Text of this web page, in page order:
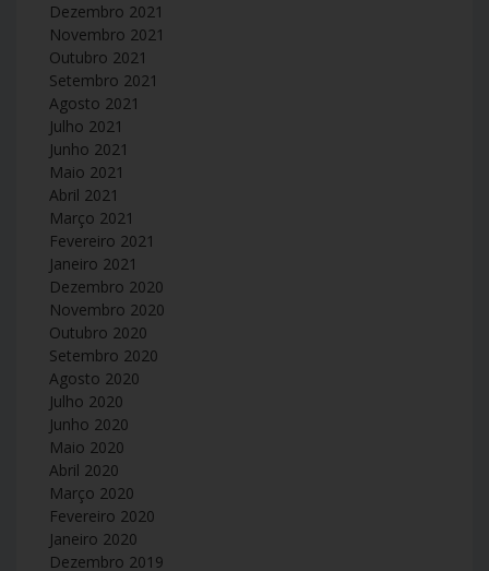
Dezembro 2021
Novembro 2021
Outubro 2021
Setembro 2021
Agosto 2021
Julho 2021
Junho 2021
Maio 2021
Abril 2021
Março 2021
Fevereiro 2021
Janeiro 2021
Dezembro 2020
Novembro 2020
Outubro 2020
Setembro 2020
Agosto 2020
Julho 2020
Junho 2020
Maio 2020
Abril 2020
Março 2020
Fevereiro 2020
Janeiro 2020
Dezembro 2019